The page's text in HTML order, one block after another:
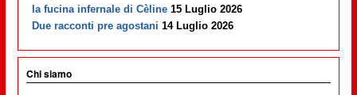
la fucina infernale di Cèline 15 Luglio 2026
Due racconti pre agostani 14 Luglio 2026
Chi siamo